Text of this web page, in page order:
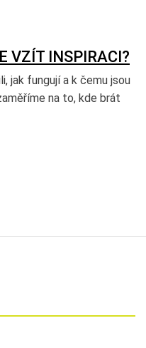
VZÍT INSPIRACI?
jak fungují a k čemu jsou
na to, kde brát